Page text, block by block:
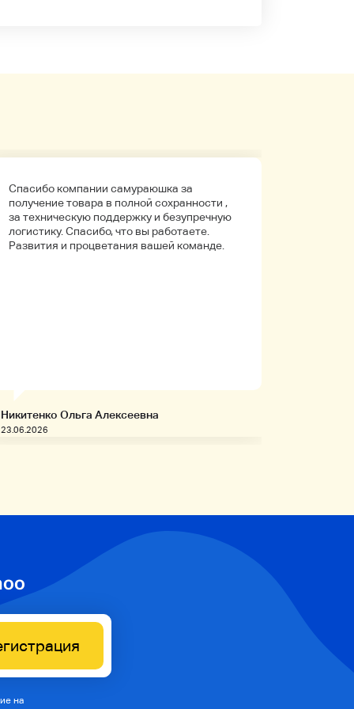
Спасибо компании самураюшка за
получение товара в полной сохранности ,
за техническую поддержку и безупречную
логистику. Спасибо, что вы работаете.
Развития и процветания вашей команде.
Никитенко Ольга Алексеевна
23.06.2026
на